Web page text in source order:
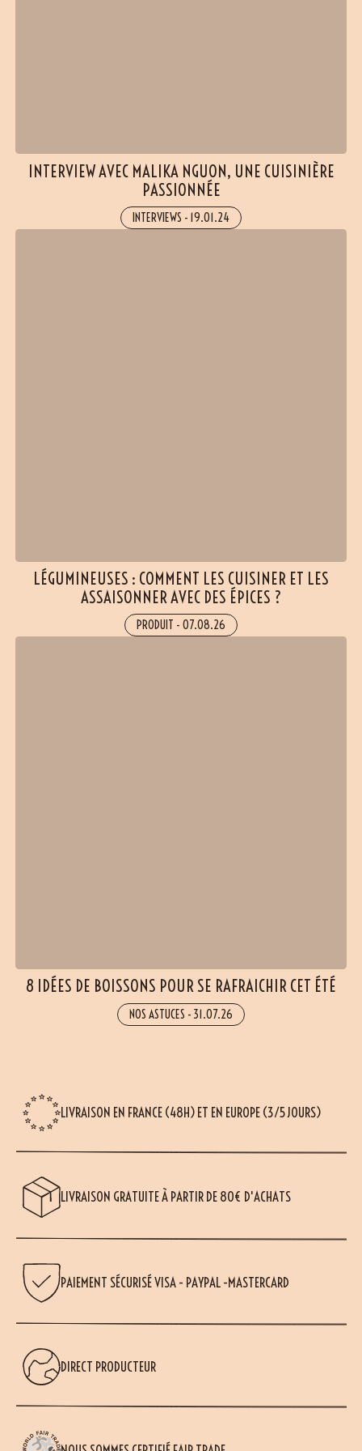
INTERVIEW AVEC MALIKA NGUON, UNE CUISINIÈRE
PASSIONNÉE
INTERVIEWS - 19.01.24
LÉGUMINEUSES : COMMENT LES CUISINER ET LES
ASSAISONNER AVEC DES ÉPICES ?
PRODUIT - 07.08.26
8 IDÉES DE BOISSONS POUR SE RAFRAICHIR CET ÉTÉ
NOS ASTUCES - 31.07.26
LIVRAISON EN FRANCE (48H) ET EN EUROPE (3/5 JOURS)
LIVRAISON GRATUITE À PARTIR DE 80€ D'ACHATS
PAIEMENT SÉCURISÉ VISA - PAYPAL -MASTERCARD
DIRECT PRODUCTEUR